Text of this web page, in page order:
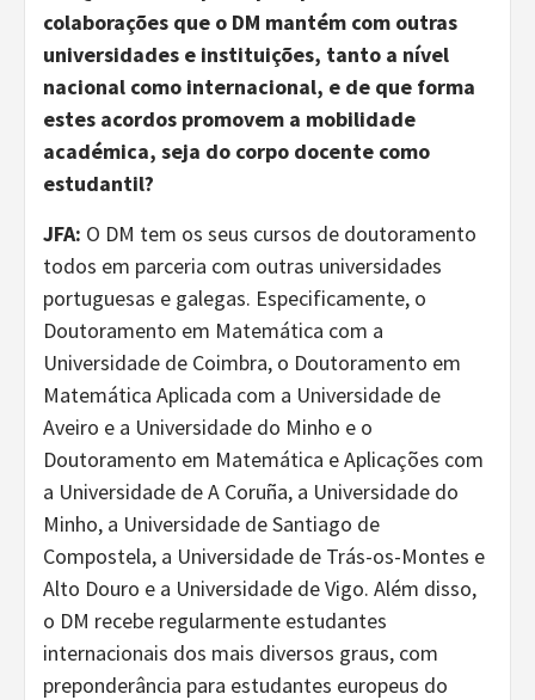
colaborações que o DM mantém com outras
universidades e instituições, tanto a nível
nacional como internacional, e de que forma
estes acordos promovem a mobilidade
académica, seja do corpo docente como
estudantil?
JFA: O DM tem os seus cursos de doutoramento
todos em parceria com outras universidades
portuguesas e galegas. Especificamente, o
Doutoramento em Matemática com a
Universidade de Coimbra, o Doutoramento em
Matemática Aplicada com a Universidade de
Aveiro e a Universidade do Minho e o
Doutoramento em Matemática e Aplicações com
a Universidade de A Coruña, a Universidade do
Minho, a Universidade de Santiago de
Compostela, a Universidade de Trás-os-Montes e
Alto Douro e a Universidade de Vigo. Além disso,
o DM recebe regularmente estudantes
internacionais dos mais diversos graus, com
preponderância para estudantes europeus do